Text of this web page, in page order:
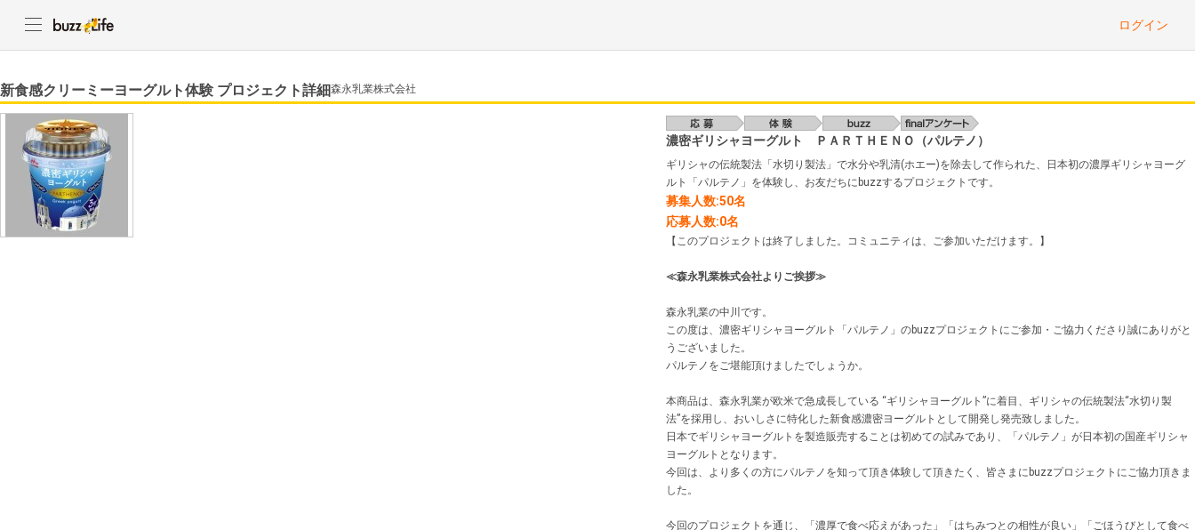
ログイン
新食感クリーミーヨーグルト体験 プロジェクト詳細森永乳業株式会社
濃密ギリシャヨーグルト ＰＡＲＴＨＥＮＯ（パルテノ）
ギリシャの伝統製法「水切り製法」で水分や乳清(ホエー)を除去して作られた、日本初の濃厚ギリシャヨーグ
ルト「パルテノ」を体験し、お友だちにbuzzするプロジェクトです。
募集人数:50名
応募人数:0名
【このプロジェクトは終了しました。コミュニティは、ご参加いただけます。】
≪森永乳業株式会社よりご挨拶≫
森永乳業の中川です。
この度は、濃密ギリシャヨーグルト「パルテノ」のbuzzプロジェクトにご参加・ご協力くださり誠にありがと
うございました。
パルテノをご堪能頂けましたでしょうか。
本商品は、森永乳業が欧米で急成長している “ギリシャヨーグルト”に着目、ギリシャの伝統製法“水切り製
法”を採用し、おいしさに特化した新食感濃密ヨーグルトとして開発し発売致しました。
日本でギリシャヨーグルトを製造販売することは初めての試みであり、「パルテノ」が日本初の国産ギリシャ
ヨーグルトとなります。
今回は、より多くの方にパルテノを知って頂き体験して頂きたく、皆さまにbuzzプロジェクトにご協力頂きま
した。
今回のプロジェクトを通じ、「濃厚で食べ応えがあった」「はちみつとの相性が良い」「ごほうびとして食べ